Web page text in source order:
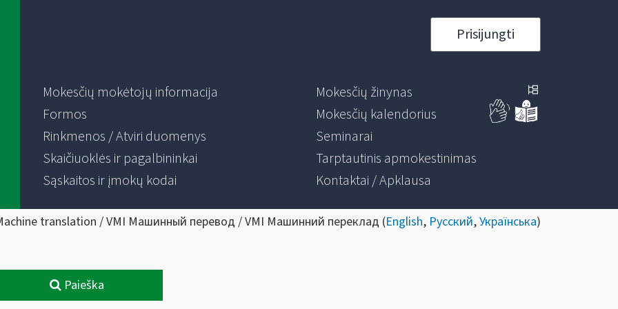
Prisijungti
Mokesčių mokėtojų informacija
Formos
Rinkmenos / Atviri duomenys
Skaičiuoklės ir pagalbininkai
Sąskaitos ir įmokų kodai
Mokesčių žinynas
Mokesčių kalendorius
Seminarai
Tarptautinis apmokestinimas
Kontaktai / Apklausa
translation / VMI Машинный перевод / VMI Машинний переклад (English, Русский,Українська)
Paieška